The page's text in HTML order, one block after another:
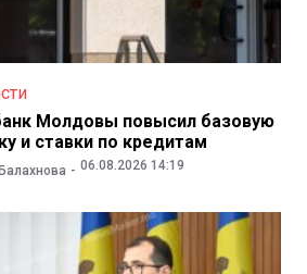
Молдовы повысил базовую
и ставки по кредитам
06.08.2026 14:19